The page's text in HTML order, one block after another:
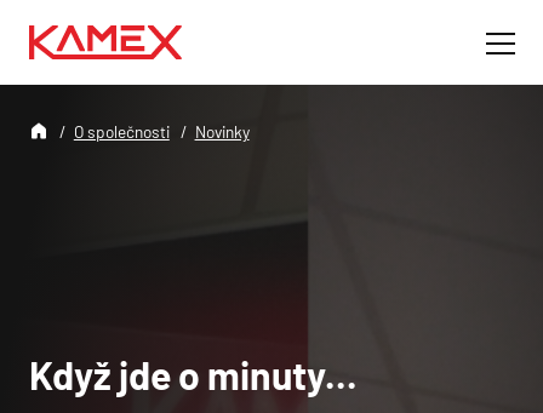
O společnosti Novinky
Když jde o minuty...